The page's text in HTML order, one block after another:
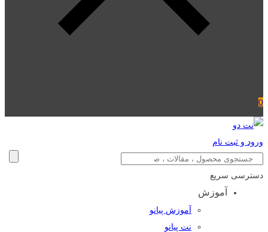
0
ورود و ثبت نام
دسترسی سریع
آموزش
آموزش پیانو
نت پیانو